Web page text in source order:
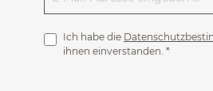
Ich habe die
ihnen einverstanden. *